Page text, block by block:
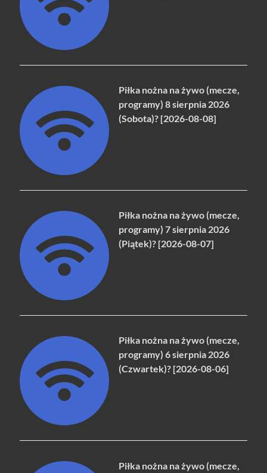
Piłka nożna na żywo (mecze,
programy) 8 sierpnia 2026
(Sobota)? [2026-08-08]
Piłka nożna na żywo (mecze,
programy) 7 sierpnia 2026
(Piątek)? [2026-08-07]
Piłka nożna na żywo (mecze,
programy) 6 sierpnia 2026
(Czwartek)? [2026-08-06]
Piłka nożna na żywo (mecze,